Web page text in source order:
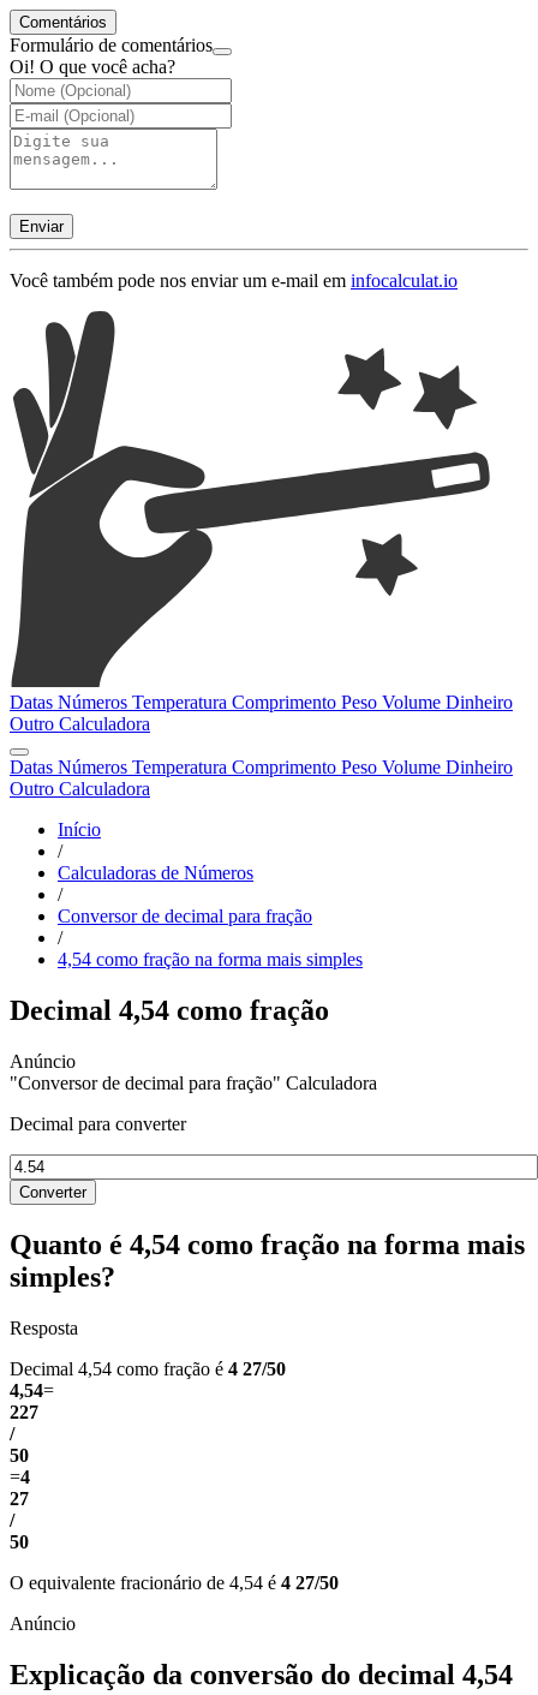
Comentários
Formulário de comentários
Oi! O que você acha?
Enviar
Você também pode nos enviar um e-mail em infocalculat.io
Datas Números Temperatura Comprimento Peso Volume Dinheiro
Outro Calculadora
Datas Números Temperatura Comprimento Peso Volume Dinheiro
Outro Calculadora
Início
/
Calculadoras de Números
/
Conversor de decimal para fração
/
4,54 como fração na forma mais simples
Decimal 4,54 como fração
"Conversor de decimal para fração" Calculadora
Decimal para converter
Converter
Quanto é 4,54 como fração na forma mais
simples?
Resposta
Decimal 4,54 como fração é 4 27/50
4,54=
227
/
50
=4
27
/
50
O equivalente fracionário de 4,54 é 4 27/50
Explicação da conversão do decimal 4,54